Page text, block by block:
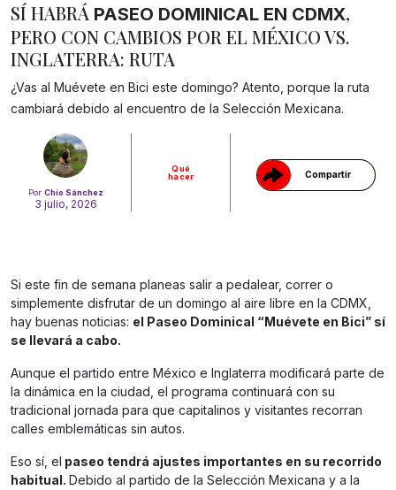
Por Chío Sánchez
3 julio, 2026
Qué
hacer
Compartir
Gracias!
SÍ HABRÁ PASEO DOMINICAL EN CDMX,
PERO CON CAMBIOS POR EL MÉXICO VS.
INGLATERRA: RUTA
¿Vas al Muévete en Bici este domingo? Atento, porque la ruta
cambiará debido al encuentro de la Selección Mexicana.
Si este fin de semana planeas salir a pedalear, correr o
simplemente disfrutar de un domingo al aire libre en la CDMX,
hay buenas noticias: el Paseo Dominical “Muévete en Bici” sí
se llevará a cabo.
Aunque el partido entre México e Inglaterra modificará parte de
la dinámica en la ciudad, el programa continuará con su
tradicional jornada para que capitalinos y visitantes recorran
calles emblemáticas sin autos.
Eso sí, el paseo tendrá ajustes importantes en su recorrido
habitual. Debido al partido de la Selección Mexicana y a la